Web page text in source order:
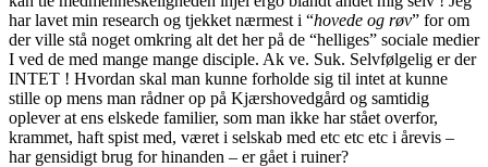
har lavet min research og tjekket nærmest i “hovede og røv” for om
der ville stå noget omkring alt det her på de “helliges” sociale medier
I ved de med mange mange disciple. Ak ve. Suk. Selvfølgelig er der
INTET ! Hvordan skal man kunne forholde sig til intet at kunne
stille op mens man rådner op på Kjærshovedgård og samtidig
oplever at ens elskede familier, som man ikke har stået overfor,
krammet, haft spist med, været i selskab med etc etc etc i årevis –
har gensidigt brug for hinanden – er gået i ruiner?